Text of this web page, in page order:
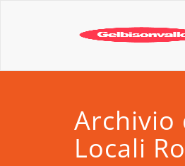
Archivio
Locali